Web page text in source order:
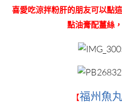
喜愛吃涼拌粉肝的朋友可以點
點油膏配薑絲
【福州魚